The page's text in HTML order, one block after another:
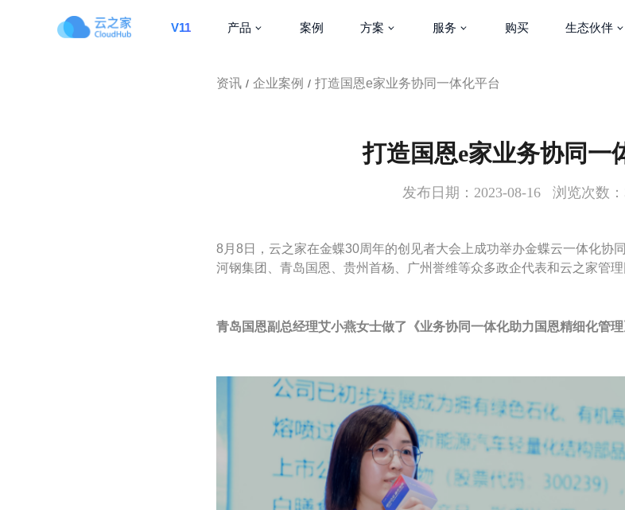
V11 产品 案例 方案 服务 购买 生态伙伴
资讯 / 企业案例 / 打造国恩e家业务协同一体化平台
打造国恩e家业务协同一
发布日期：2023-08-16 浏览次数：
8月8日，云之家在金蝶30周年的创见者大会上成功举办金蝶云一体化协
河钢集团、青岛国恩、贵州首杨、广州誉维等众多政企代表和云之家管理
青岛国恩副总经理艾小燕女士做了《业务协同一体化助力国恩精细化管理